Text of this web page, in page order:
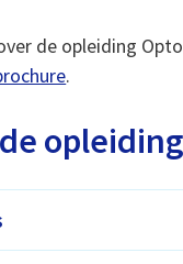
de opleiding
.
opleiding